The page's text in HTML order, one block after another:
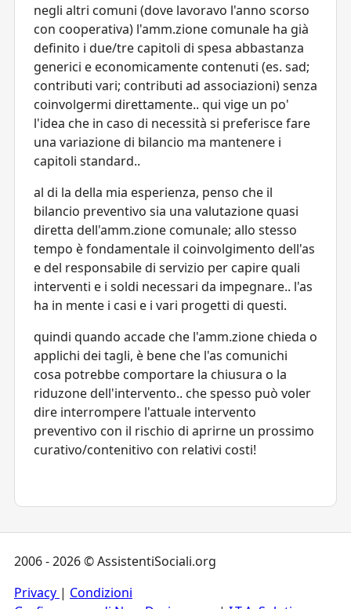
negli altri comuni (dove lavoravo l'anno scorso
con cooperativa) l'amm.zione comunale ha già
definito i due/tre capitoli di spesa abbastanza
generici e economicamente contenuti (es. sad;
contributi vari; contributi ad associazioni) senza
coinvolgermi direttamente.. qui vige un po'
l'idea che in caso di necessità si preferisce fare
una variazione di bilancio ma mantenere i
capitoli standard..
al di la della mia esperienza, penso che il
bilancio preventivo sia una valutazione quasi
diretta dell'amm.zione comunale; allo stesso
tempo è fondamentale il coinvolgimento dell'as
e del responsabile di servizio per capire quali
interventi e i soldi necessari da impegnare.. l'as
ha in mente i casi e i vari progetti di questi.
quindi quando accade che l'amm.zione chieda o
applichi dei tagli, è bene che l'as comunichi
cosa potrebbe comportare la chiusura o la
riduzone dell'intervento.. che spesso può voler
dire interrompere l'attuale intervento
preventivo con il rischio di aprirne un prossimo
curativo/contenitivo con relativi costi!
2006 - 2026 © AssistentiSociali.org
Privacy | Condizioni